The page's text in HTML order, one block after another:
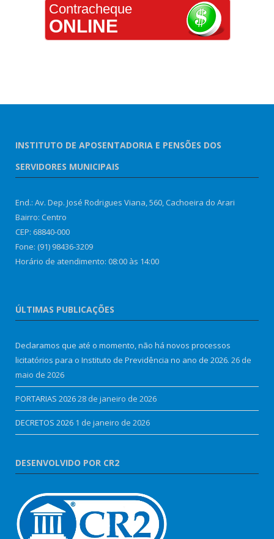
Contracheque
ONLINE
INSTITUTO DE APOSENTADORIA E PENSÕES DOS
SERVIDORES MUNICIPAIS
End.: Av. Dep. José Rodrigues Viana, 560, Cachoeira do Arari
Bairro: Centro
CEP: 68840-000
Fone: (91) 98436-3209
Horário de atendimento: 08:00 às 14:00
ÚLTIMAS PUBLICAÇÕES
Declaramos que até o momento, não há novos processos
licitatórios para o Instituto de Previdência no ano de 2026. 26 de
maio de 2026
PORTARIAS 202628 de janeiro de 2026
DECRETOS 2026 1 de janeiro de 2026
DESENVOLVIDO POR CR2